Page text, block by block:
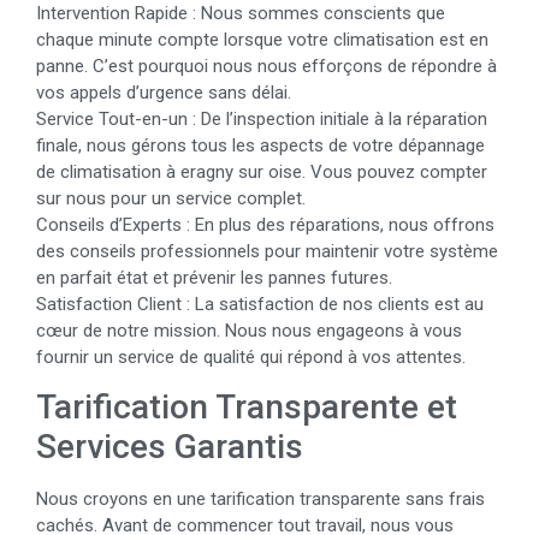
Intervention Rapide : Nous sommes conscients que
chaque minute compte lorsque votre climatisation est en
panne. C’est pourquoi nous nous efforçons de répondre à
vos appels d’urgence sans délai.
Service Tout-en-un : De l’inspection initiale à la réparation
finale, nous gérons tous les aspects de votre dépannage
de climatisation à eragny sur oise. Vous pouvez compter
sur nous pour un service complet.
Conseils d’Experts : En plus des réparations, nous offrons
des conseils professionnels pour maintenir votre système
en parfait état et prévenir les pannes futures.
Satisfaction Client : La satisfaction de nos clients est au
cœur de notre mission. Nous nous engageons à vous
fournir un service de qualité qui répond à vos attentes.
Tarification Transparente et
Services Garantis
Nous croyons en une tarification transparente sans frais
cachés. Avant de commencer tout travail, nous vous